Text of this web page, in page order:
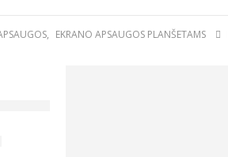
, EKRANO APSAUGOS PLANŠETAMS